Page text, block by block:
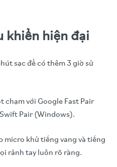
khiển hiện đại
sạc để có thêm 3 giờ sử
chạm với Google Fast Pair
Pair (Windows).
micro khử tiếng vang và tiếng
rảnh tay luôn rõ ràng.